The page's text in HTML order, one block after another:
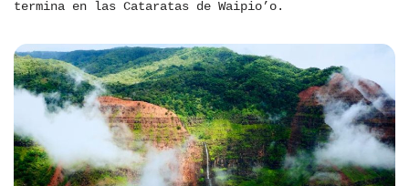
termina en las Cataratas de Waipio’o.